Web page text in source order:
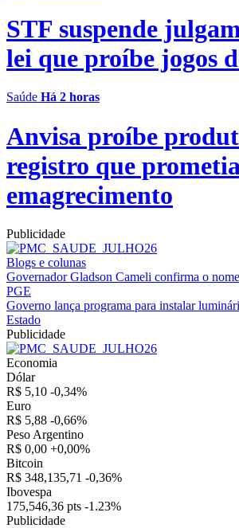
STF suspende
lei que proíbe jogos
Saúde Há 2 horas
Anvisa proíbe
registro que
emagrecimento
Publicidade
Blogs e colunas
Governador Gladson Cameli confirma o
PGE
Governo lança programa para instalar
Estado
Publicidade
Economia
Dólar
R$ 5,10 -0,34%
Euro
R$ 5,88 -0,66%
Peso Argentino
R$ 0,00 +0,00%
Bitcoin
R$ 348,135,71 -0,36%
Ibovespa
175,546,36 pts -1.23%
Publicidade